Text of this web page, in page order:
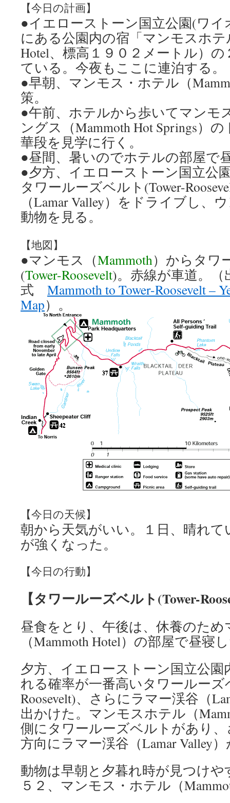
【今日の計画】
●イエローストーン国立公園(ワ
にある公園内の宿「マンモスホテ
Hotel、標高１９０２メートル）
ている。今夜もここに連泊する。
●早朝、マンモス・ホテル（
策。
●午前、ホテルから歩いてマンモ
ングス（Mammoth Hot Springs）
華段を見学に行く。
●昼間、暑いのでホテルの部屋で
●夕方、イエローストーン国立公
タワールーズベルト(Tower-
（Lamar Valley）をドライブし、
動物を見る。
【地図】
●マンモス（Mammoth）からタワ
(Tower-Roosevelt)。赤線が車道。
式 Mammoth to Tower-Roosevelt –
Map）。
【今日の天候】
朝から天気がいい。１日、晴れ
が強くなった。
【今日の行動】
【タワールーズベルト(Tower-
昼食をとり、午後は、休養のた
（Mammoth Hotel）の部屋で昼寝
夕方、イエローストーン国立公
れる確率が一番高いタワールーズ
Roosevelt)、さらにラマー渓谷（
出かけた。マンモスホテル（
側にタワールーズベルトがあり
方向にラマー渓谷（Lamar Valley
動物は早朝と夕暮れ時が見つけや
５２、マンモス・ホテル（